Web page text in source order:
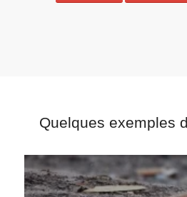
Quelques exemples